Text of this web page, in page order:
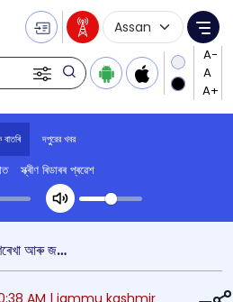
Language
দপুুরের খবর
স্ক্ৰীণ ৰিডাৰৰ প্ৰৱেশ
Transcript summary
খেলা অডিঅ' দপুুরের খবর
জম্মু-কাশ্মীৰৰ নিয়ন্ত্ৰণৰেখা আৰু জম্মুৰ আন্তঃৰাষ্ট্ৰীয় সীমান্তৰ বাসিন্দাক নিৰাপদ অঞ্চললৈ স্থানান্তৰ
AM | jammu kashmir